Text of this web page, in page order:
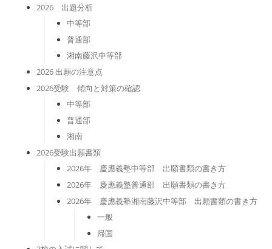
2026 出題分析
中等部
普通部
湘南藤沢中等部
2026 出願の注意点
2026受験 傾向と対策の確認
中等部
普通部
湘南
2026受験出願書類
2026年 慶應義塾中等部 出願書類の書き方
2026年 慶應義塾普通部 出願書類の書き方
2026年 慶應義塾湘南藤沢中等部 出願書類の書き方
一般
帰国